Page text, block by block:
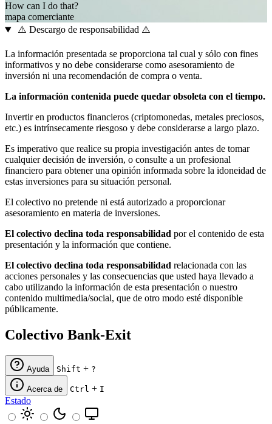
How can I do that?
mapa comerciante
⚠️ Descargo de responsabilidad ⚠️
La información presentada se proporciona tal cual y sólo con fines
informativos y no debe considerarse como asesoramiento de
inversión ni una recomendación de compra o venta.
La información contenida puede quedar obsoleta con el tiempo.
Invertir en productos financieros (criptomonedas, metales preciosos,
etc.) es intrínsecamente riesgoso y debe considerarse a largo plazo.
Es imperativo que realice su propia investigación antes de tomar
cualquier decisión de inversión, o consulte a un profesional
financiero para obtener una opinión informada sobre la idoneidad de
estas inversiones para su situación personal.
El colectivo no pretende ni está autorizado a proporcionar
asesoramiento en materia de inversiones.
El colectivo declina toda responsabilidad por el contenido de esta
presentación y la información que contiene.
El colectivo declina toda responsabilidad relacionada con las
acciones personales y las consecuencias que usted haya llevado a
cabo utilizando la información de esta presentación o nuestro
contenido multimedia/social, que de otro modo esté disponible
públicamente.
Colectivo Bank-Exit
Ayuda Shift + ?
Acerca de Ctrl + I
Estado